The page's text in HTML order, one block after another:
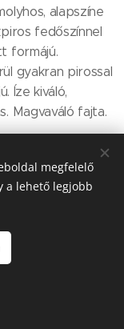
alapszíne
fedőszínnel
formájú.
gyakran pirossal
Íze kiváló,
Magvaváló fajta.
befőzésre is
törő. Késői
ami miatt az egyik
megfelelő
a lehető legjobb